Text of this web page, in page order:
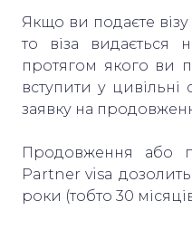
Якщо ви подаєте
то віза видається
протягом якого ви
вступити у цивільні
заявку на
Продовження або
Partner visa
роки (тобто 30